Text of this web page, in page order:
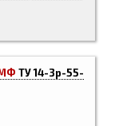
ТУ 14-3р-55-